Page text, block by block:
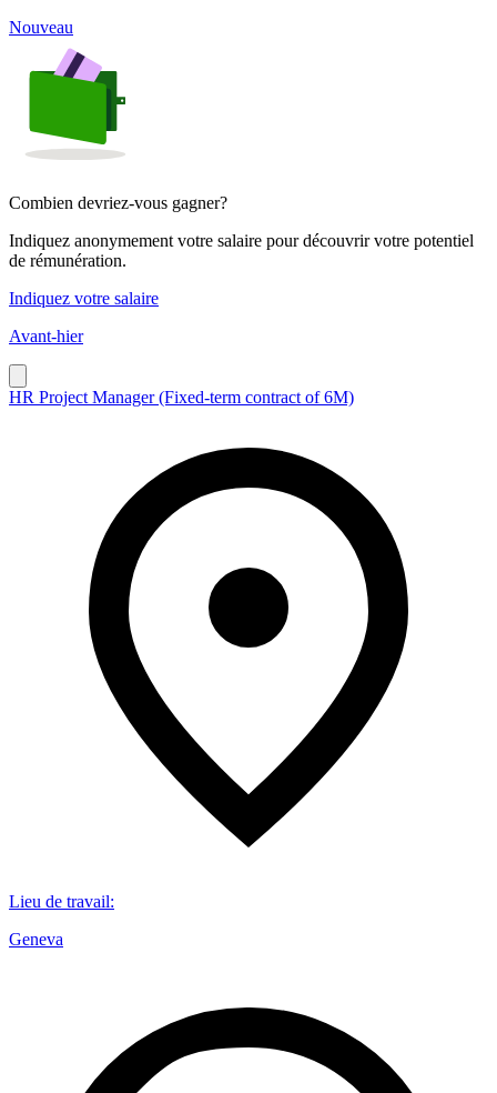
Nouveau
Combien devriez-vous gagner?
Indiquez anonymement votre salaire pour découvrir votre potentiel
de rémunération.
Indiquez votre salaire
Avant-hier
HR Project Manager (Fixed-term contract of 6M)
Lieu de travail:
Geneva